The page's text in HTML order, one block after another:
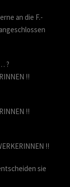
an die F.-
?
!!
!!
!!
sie